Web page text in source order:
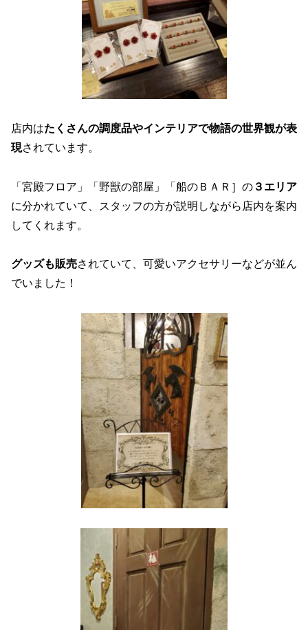
店内はたくさんの調度品やインテリアで物語の世界観が表
現されています。
「宮殿フロア」「野獣の部屋」「船のＢＡＲ］の ３エリア
に分かれていて、スタッフの方が説明しながら店内を案内
してくれます。
グッズも販売されていて、可愛いアクセサリーなどが並ん
でいました！